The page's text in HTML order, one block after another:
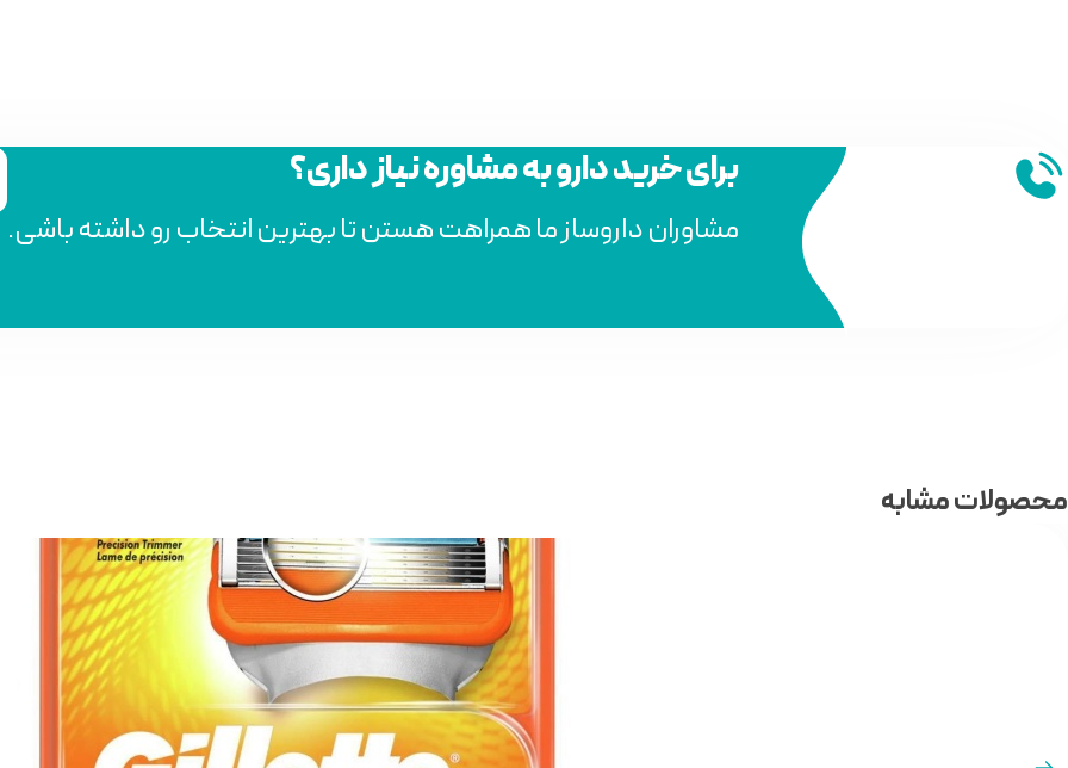
برای خرید دارو به مشاوره نیاز داری؟
مشاوران داروساز ما همراهت هستن تا بهترین انتخاب رو داشته باشی.
محصولات مشابه